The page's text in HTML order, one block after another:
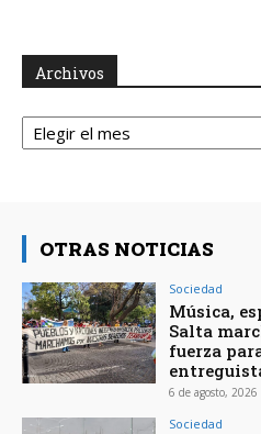
Archivos
Archivos
OTRAS NOTICIAS
Sociedad
Música,
Salta
fuerza
6 de agosto, 2026
Sociedad